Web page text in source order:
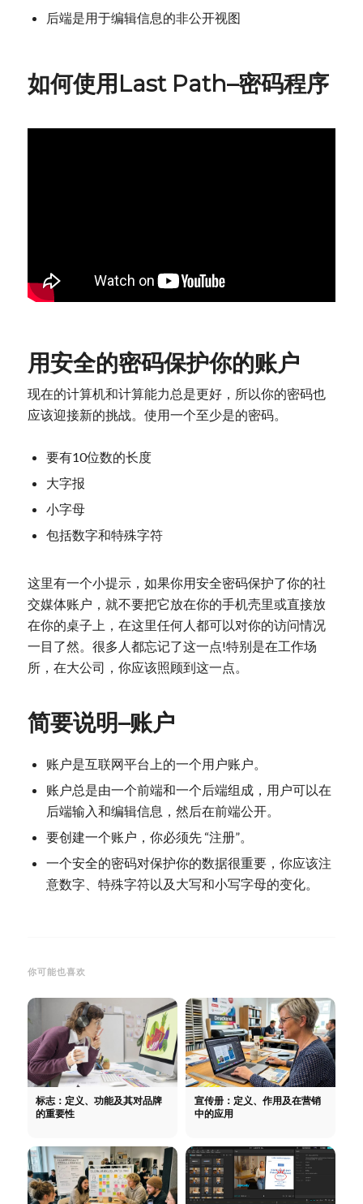
后端是用于编辑信息的非公开视图
如何使用Last Path–密码程序
用安全的密码保护你的账户
现在的计算机和计算能力总是更好，所以你的密码也
应该迎接新的挑战。使用一个至少是的密码。
要有10位数的长度
大字报
小字母
包括数字和特殊字符
这里有一个小提示，如果你用安全密码保护了你的社
交媒体账户，就不要把它放在你的手机壳里或直接放
在你的桌子上，在这里任何人都可以对你的访问情况
一目了然。很多人都忘记了这一点!特别是在工作场
所，在大公司，你应该照顾到这一点。
简要说明–账户
账户是互联网平台上的一个用户账户。
账户总是由一个前端和一个后端组成，用户可以在
后端输入和编辑信息，然后在前端公开。
要创建一个账户，你必须先 “注册”。
一个安全的密码对保护你的数据很重要，你应该注
意数字、特殊字符以及大写和小写字母的变化。
你可能也喜欢
标志：定义、功能及其对品牌
的重要性
宣传册：定义、作用及在营销
中的应用